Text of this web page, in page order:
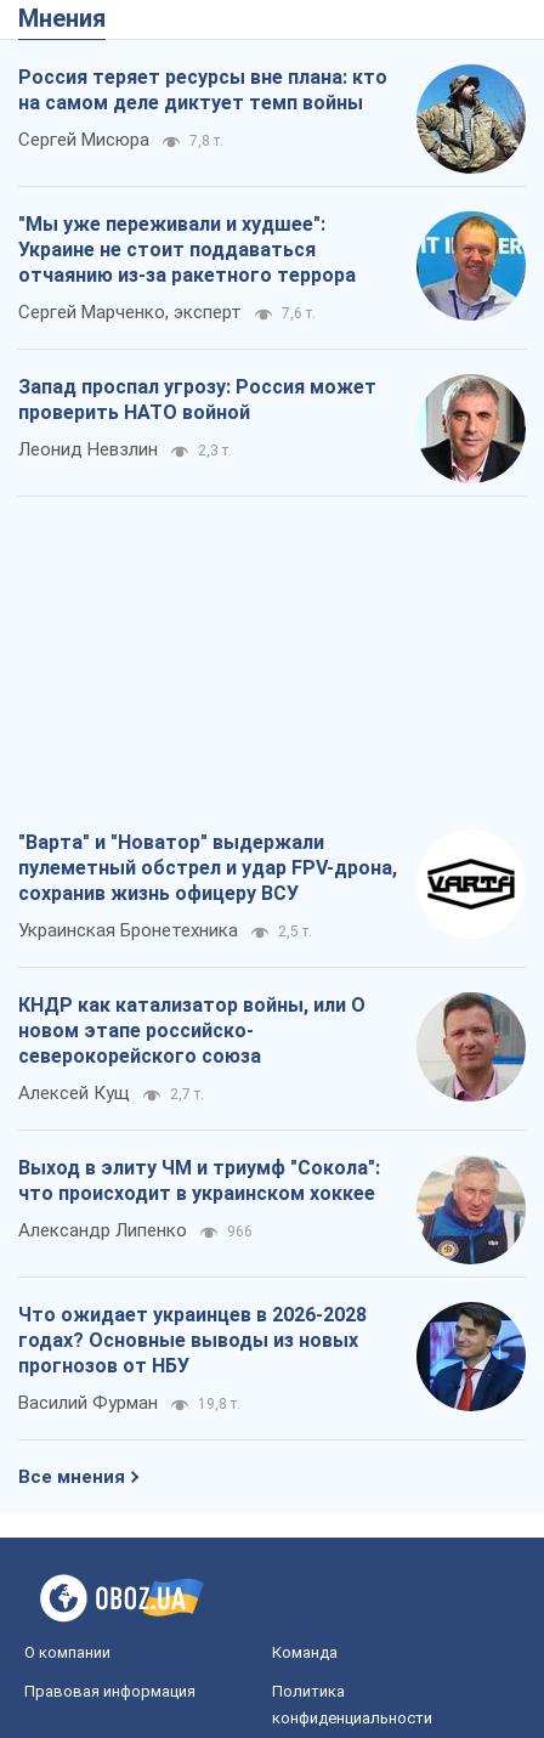
Мнения
Россия теряет ресурсы вне плана: кто
на самом деле диктует темп войны
Сергей Мисюра 7,8 т.
"Мы уже переживали и худшее":
Украине не стоит поддаваться
отчаянию из-за ракетного террора
Сергей Марченко, эксперт 7,6 т.
Запад проспал угрозу: Россия может
проверить НАТО войной
Леонид Невзлин 2,3 т.
"Варта" и "Новатор" выдержали
пулеметный обстрел и удар FPV-дрона,
сохранив жизнь офицеру ВСУ
Украинская Бронетехника 2,5 т.
КНДР как катализатор войны, или О
новом этапе российско-
северокорейского союза
Алексей Кущ 2,7 т.
Выход в элиту ЧМ и триумф "Сокола":
что происходит в украинском хоккее
Александр Липенко 966
Что ожидает украинцев в 2026-2028
годах? Основные выводы из новых
прогнозов от НБУ
Василий Фурман 19,8 т.
Все мнения
О компании Команда
Правовая информация
Политика
конфиденциальности